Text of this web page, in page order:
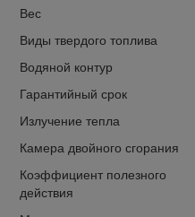
Вес
Виды твердого топлива
Водяной контур
Гарантийный срок
Излучение тепла
Камера двойного сгорания
Коэффициент полезного
действия